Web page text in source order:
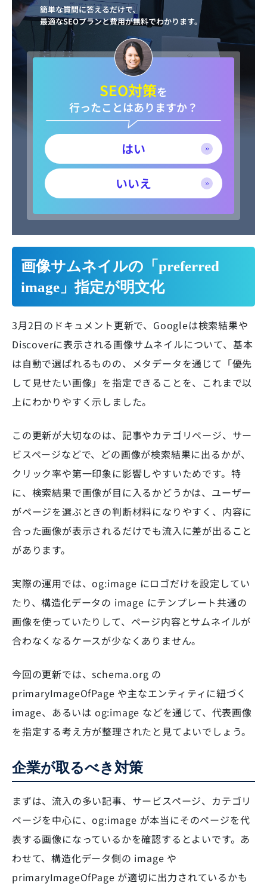
簡単な質問に答えるだけで、
最適なSEOプランと費用が無料でわかります。
SEO対策を
行ったことはありますか？
はい
いいえ
画像サムネイルの「preferred
image」指定が明文化
3月2日のドキュメント更新で、Googleは検索結果や
Discoverに表示される画像サムネイルについて、基本
は自動で選ばれるものの、メタデータを通じて「優先
して見せたい画像」を指定できることを、これまで以
上にわかりやすく示しました。
この更新が大切なのは、記事やカテゴリページ、サー
ビスページなどで、どの画像が検索結果に出るかが、
クリック率や第一印象に影響しやすいためです。特
に、検索結果で画像が目に入るかどうかは、ユーザー
がページを選ぶときの判断材料になりやすく、内容に
合った画像が表示されるだけでも流入に差が出ること
があります。
実際の運用では、og:image にロゴだけを設定してい
たり、構造化データの image にテンプレート共通の
画像を使っていたりして、ページ内容とサムネイルが
合わなくなるケースが少なくありません。
今回の更新では、schema.org の
primaryImageOfPage や主なエンティティに紐づく
image、あるいは og:image などを通じて、代表画像
を指定する考え方が整理されたと見てよいでしょう。
企業が取るべき対策
まずは、流入の多い記事、サービスページ、カテゴリ
ページを中心に、og:image が本当にそのページを代
表する画像になっているかを確認するとよいです。あ
わせて、構造化データ側の image や
primaryImageOfPage が適切に出力されているかも